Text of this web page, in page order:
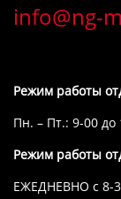
info@ng-
Режим работы
Пн. – Пт.: 9-00
Режим работы
ЕЖЕДНЕВНО с 8-